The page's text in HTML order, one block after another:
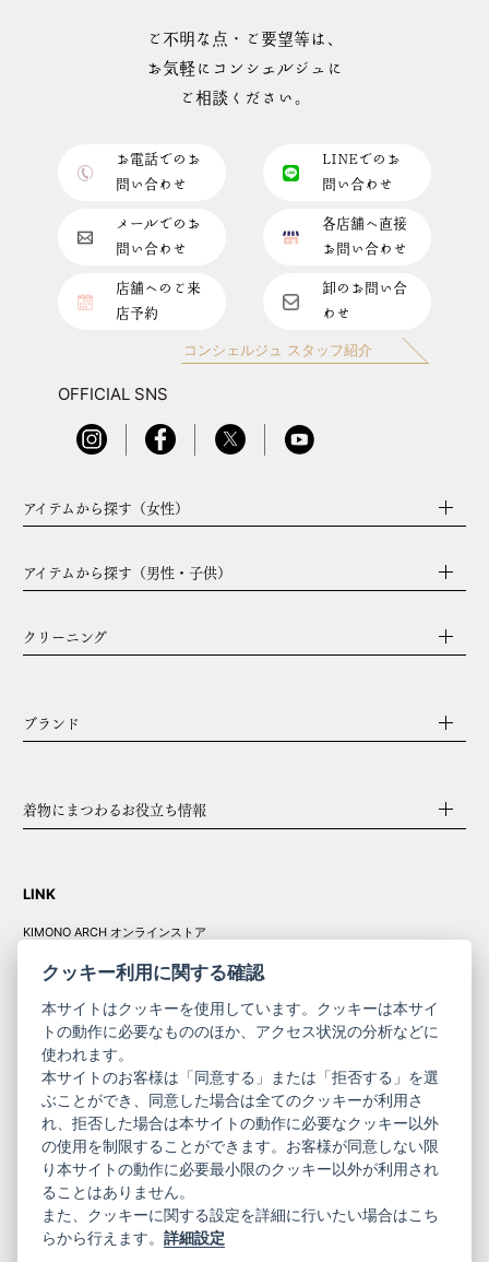
ご不明な点・ご要望等は、
お気軽にコンシェルジュに
ご相談ください。
お電話でのお
問い合わせ
LINEでのお
問い合わせ
メールでのお
問い合わせ
各店舗へ直接
お問い合わせ
店舗へのご来
店予約
卸のお問い合
わせ
コンシェルジュ スタッフ紹介
OFFICIAL SNS
アイテムから探す（女性）
アイテムから探す（男性・子供）
クリーニング
ブランド
着物にまつわるお役立ち情報
LINK
KIMONO ARCH オンラインストア
コーポレート
サイト
きものやまと振
袖
サイト
ニュースレター
ご利用案内
お問い合わせ
プライバシーポリシー
特定商取引法に基づく表記
ご利用規約
クッキー利用に関する確認
本サイトはクッキーを使用しています。クッキーは本サイ
トの動作に必要なもののほか、アクセス状況の分析などに
使われます。
本サイトのお客様は「同意する」または「拒否する」を選
ぶことができ、同意した場合は全てのクッキーが利用さ
れ、拒否した場合は本サイトの動作に必要なクッキー以外
の使用を制限することができます。お客様が同意しない限
り本サイトの動作に必要最小限のクッキー以外が利用され
ることはありません。
また、クッキーに関する設定を詳細に行いたい場合はこち
らから行えます。詳細設定